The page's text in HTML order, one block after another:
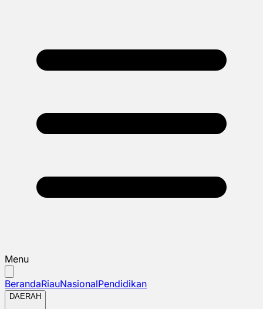
Menu
BerandaRiauNasionalPendidikan
DAERAH